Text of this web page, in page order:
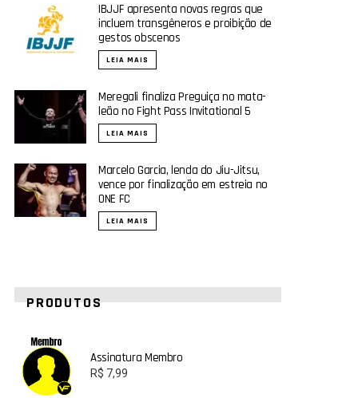
IBJJF apresenta novas regras que
incluem transgêneros e proibição de
gestos obscenos
LEIA MAIS
Meregali finaliza Preguiça no mata-
leão no Fight Pass Invitational 5
LEIA MAIS
Marcelo Garcia, lenda do Jiu-Jitsu,
vence por finalização em estreia no
ONE FC
LEIA MAIS
PRODUTOS
Assinatura Membro
R$ 7,99